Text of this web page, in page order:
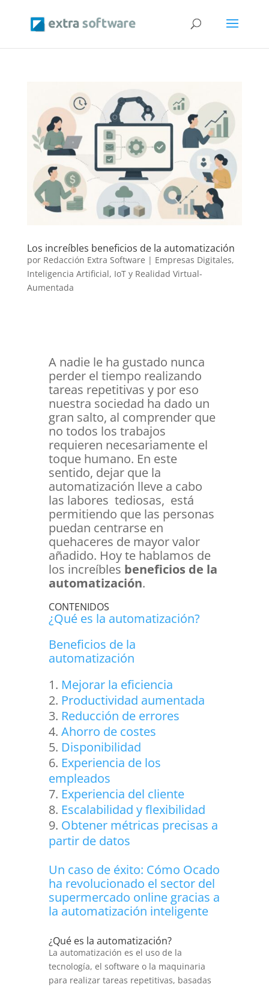
Los increíbles beneficios de la automatización
por Redacción Extra Software | Empresas Digitales,
Inteligencia Artificial, IoT y Realidad Virtual-
Aumentada
A nadie le ha gustado nunca
perder el tiempo realizando
tareas repetitivas y por eso
nuestra sociedad ha dado un
gran salto, al comprender que
no todos los trabajos
requieren necesariamente el
toque humano. En este
sentido, dejar que la
automatización lleve a cabo
las labores tediosas, está
permitiendo que las personas
puedan centrarse en
quehaceres de mayor valor
añadido. Hoy te hablamos de
los increíbles beneficios de la
automatización.
CONTENIDOS
¿Qué es la automatización?
Beneficios de la
automatización
Mejorar la eficiencia
Productividad aumentada
Reducción de errores
Ahorro de costes
Disponibilidad
Experiencia de los
empleados
Experiencia del cliente
Escalabilidad y flexibilidad
Obtener métricas precisas a
partir de datos
Un caso de éxito: Cómo Ocado
ha revolucionado el sector del
supermercado online gracias a
la automatización inteligente
¿Qué es la automatización?
La automatización es el uso de la
tecnología, el software o la maquinaria
para realizar tareas repetitivas, basadas